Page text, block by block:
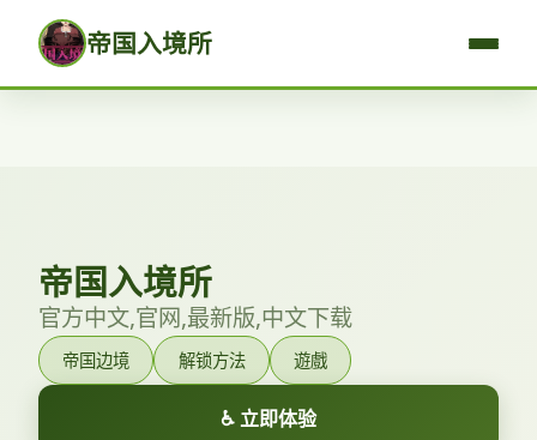
帝国入境所
帝国入境所
官方中文,官网,最新版,中文下载
帝国边境 解锁方法 遊戲
♿ 立即体验